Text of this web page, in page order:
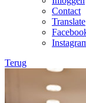
Contact
Translate
Terug